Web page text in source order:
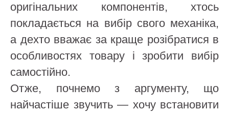
оригінальних компонентів, хтось
покладається на вибір свого механіка,
а дехто вважає за краще розібратися в
особливостях товару і зробити вибір
самостійно.
Отже, почнемо з аргументу, що
найчастіше звучить — хочу встановити